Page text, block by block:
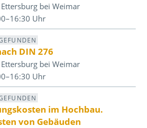
bei Weimar
Uhr
DIN 276
bei Weimar
Uhr
im Hochbau.
von Gebäuden